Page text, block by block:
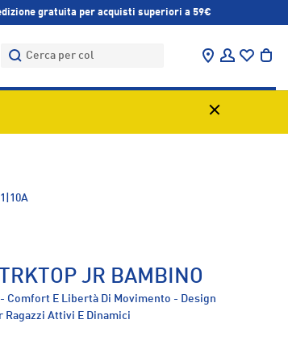
gratuita per acquisti superiori a 59€
Cerca
Cerca
Trova negozio
Accedi
JR BAMBINO
Comfort E Libertà Di Movimento - Design
Attivi E Dinamici